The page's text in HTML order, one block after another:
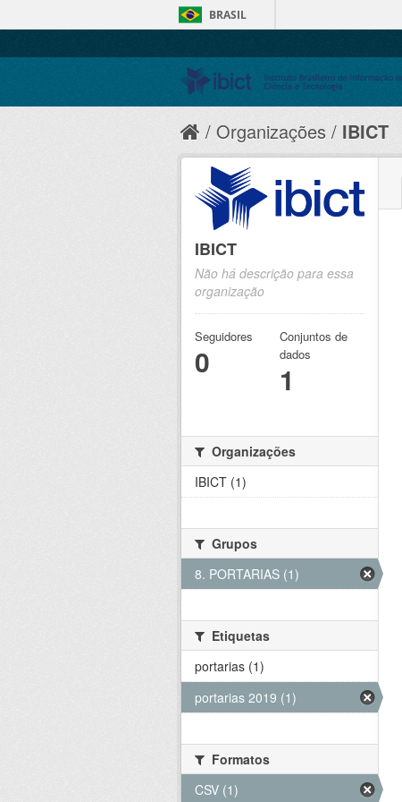
BRASIL
Organizações IBICT
IBICT
Não há descrição para essa
organização
Seguidores
0
Conjuntos de
dados
1
Organizações
IBICT (1)
Grupos
8. PORTARIAS (1)
Etiquetas
portarias (1)
portarias 2019 (1)
Formatos
CSV (1)